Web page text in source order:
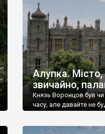
Алупка. Місто,
звичайно,
Князь Воронцов був
часу, але давайте не